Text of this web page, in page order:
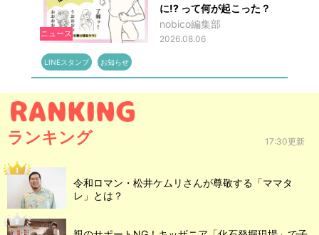
ニュース
に!? って何が起こった？
nobico編集部
2026.08.06
LINEスタンプ お知らせ
ランキング 17:30更新
令和ロマン・松井ケムリさんが尊敬する「ママタ
レ」とは？